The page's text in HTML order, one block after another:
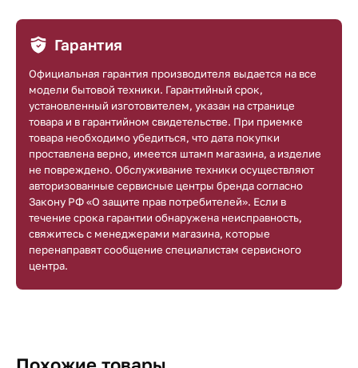
Гарантия
Официальная гарантия производителя выдается на все
модели бытовой техники. Гарантийный срок,
установленный изготовителем, указан на странице
товара и в гарантийном свидетельстве. При приемке
товара необходимо убедиться, что дата покупки
проставлена верно, имеется штамп магазина, а изделие
не повреждено. Обслуживание техники осуществляют
авторизованные сервисные центры бренда согласно
Закону РФ «О защите прав потребителей». Если в
течение срока гарантии обнаружена неисправность,
свяжитесь с менеджерами магазина, которые
перенаправят сообщение специалистам сервисного
центра.